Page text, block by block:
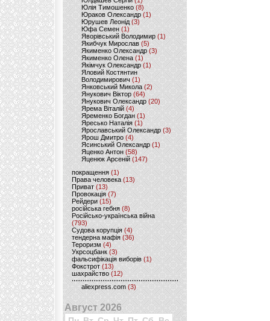
Юлія Тимошенко (8)
Юраков Олександр (1)
Юрушев Леонід (3)
Юфа Семен (1)
Яворівський Володимир (1)
Якибчук Мирослав (5)
Якименко Олександр (3)
Якименко Олена(1)
Якімчук Олександр (1)
Яловий Костянтин
Володимирович (1)
Янковський Микола(2)
Янукович Віктор (64)
Янукович Олександр(20)
Ярема Віталій(4)
Яременко Богдан(1)
Яресько Наталія(1)
Ярославський Олександр (3)
Ярош Дмитро (4)
Ясинський Олександр (1)
Яценко Антон(58)
Яценюк Арсеній (147)
покращення (1)
Права человека(13)
Приват (13)
Провокація (7)
Рейдери (15)
російська гебня (8)
Російсько-українська війна
(793)
Судова корупція (4)
тендерна мафія (36)
Тероризм (4)
Укрсоцбанк (3)
фальсифікація виборів (1)
Фокстрот(13)
шахрайство (12)
aliexpress.com (3)
Август 2026